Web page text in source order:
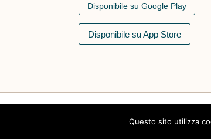
Disponibile su Google Play
Disponibile su App Store
Questo sito utilizza